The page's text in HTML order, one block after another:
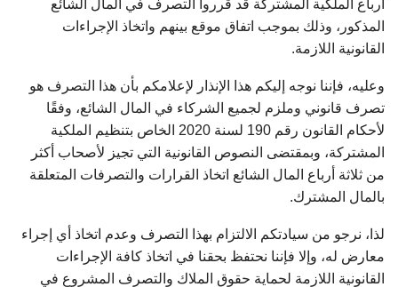
أرباع الملكية المشتركة قد قرروا التصرف في المال الشائع
المذكور، وذلك بموجب اتفاق موقع بينهم واتخاذ الإجراءات
القانونية اللازمة.
وعليه، فإننا نوجه إليكم هذا الإنذار لإعلامكم بأن هذا التصرف هو
تصرف قانوني وملزم لجميع الشركاء في المال الشائع، وفقًا
لأحكام القانون رقم 190 لسنة 2020 الخاص بتنظيم الملكية
المشتركة، وبمقتضى النصوص القانونية التي تجيز لأصحاب أكثر
من ثلاثة أرباع المال الشائع اتخاذ القرارات والتصرفات المتعلقة
بالمال المشترك.
لذا، نرجو من سيادتكم الالتزام بهذا التصرف وعدم اتخاذ أي إجراء
معارض له، وإلا فإننا نحتفظ بحقنا في اتخاذ كافة الإجراءات
القانونية اللازمة لحماية حقوق الملاك والتصرف المشروع في